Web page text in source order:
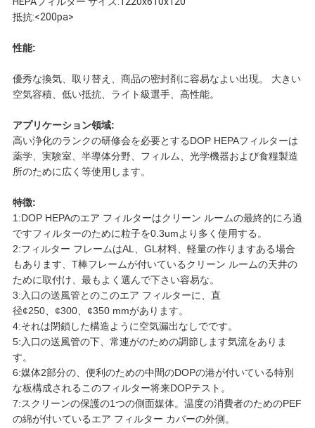
ス
事
件
地
図
プ
ラ
イ
バ
抵抗:<200pa>
性能:
優秀な換気、取り替え、商品の密封剤に容易なよい出現。 大きい
空気容積、低い抵抗、ライト級選手、高性能。
アプリケーション領域:
高い浄化のランクの研修会を必要とするDOP HEPAフィルターは
薬学、実験室、半導体分野、フィルム、光学機器および食糧製造
所のために広く等使用します。
特徴:
1:DOP HEPAのエア フィルターはクリーン ルームの最終的にろ過
ですフィルターのために粒子を0.3umより多く使用する。
2:フィルター フレームはAL、GL材料、軽量の作りますある場合
もあります、T棒フレームが付いているクリーン ルームの天井の
ために取付け、最もよく選んで下さい容易な。
3:入口の送風管とのこのエア フィルターに、直
径¢250、¢300、¢350 mmがあります。
4:それは閉鎖した構造ように空気漏出なしでです。
5:入口の送風管の下、常連がのための調節します気流をありま
す。
6:媒体2部分の、便利のための中間のDOPの港が付いている特別
な板構成されるこのフィルター将来DOPテスト。
7:スクリーンの保護の1つの側面媒体。温度の消費者のためのPEF
の綿が付いているエア フィルター カバーの外側。